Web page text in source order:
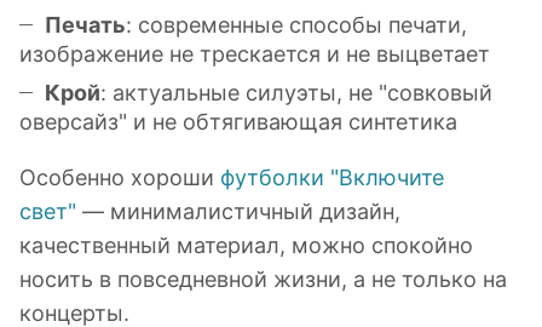
Печать: современные способы печати,
изображение не трескается и не выцветает
Крой: актуальные силуэты, не "совковый
оверсайз" и не обтягивающая синтетика
Особенно хороши футболки "Включите
свет" — минималистичный дизайн,
качественный материал, можно спокойно
носить в повседневной жизни, а не только на
концерты.